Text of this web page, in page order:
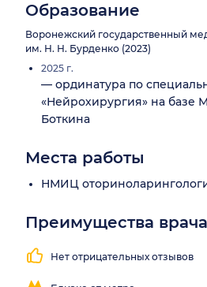
Образование
Воронежский государственный
им. Н. Н. Бурденко (2023)
2025 г.
— ординатура по
«Нейрохирургия» на
Боткина
Места работы
НМИЦ
Преимущества врача
Нет отрицательных отзывов